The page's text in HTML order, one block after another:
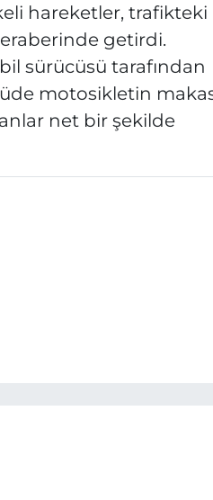
hareketler, trafikteki
getirdi.
sürücüsü tarafından
motosikletin
anlar net bir şekilde